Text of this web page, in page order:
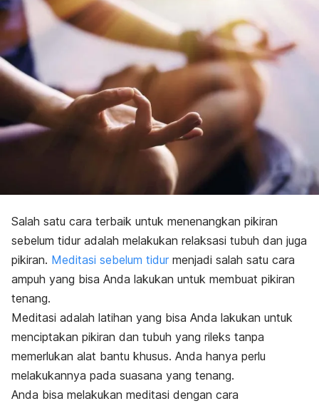
Salah satu cara terbaik untuk menenangkan pikiran
sebelum tidur adalah melakukan relaksasi tubuh dan juga
pikiran. Meditasi sebelum tidur menjadi salah satu cara
ampuh yang bisa Anda lakukan untuk membuat pikiran
tenang.
Meditasi adalah latihan yang bisa Anda lakukan untuk
menciptakan pikiran dan tubuh yang rileks tanpa
memerlukan alat bantu khusus. Anda hanya perlu
melakukannya pada suasana yang tenang.
Anda bisa melakukan meditasi dengan cara